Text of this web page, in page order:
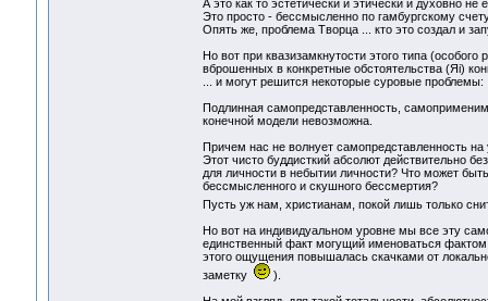
А это как то эстетически и этически и духовно
Это просто - бессмысленно по гамбургскому
Опять же, проблема Творца ... кто это создал и
Но вот при квазизамкнутости этого типа
вброшенных в конкретные обстоятельства (Яi)
... и могут решится некоторые суровые проблемы:
Подлинная самопредставленность,
конечной модели невозможна.
Причем нас не волнует самопредставленность
Этот чисто буддисткий абсолют действительно
для личности в небытии личности? Что может
бессмысленного и скушного бессмертия?
Пусть уж нам, христианам, покой лишь только
Но вот на индивидуальном уровне мы все эту
единственный факт могущий именоваться
этого ощущения повышалась скачками от
заметку
).